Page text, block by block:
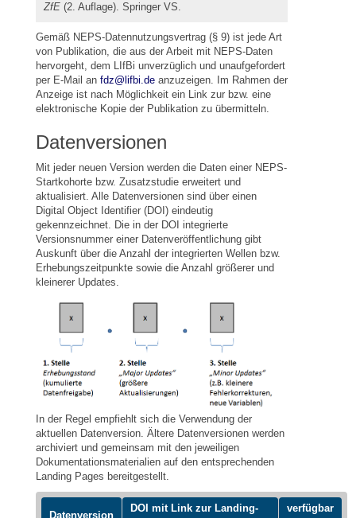
ZfE (2. Auflage). Springer VS.
Gemäß NEPS-Datennutzungsvertrag (§ 9) ist jede Art
von Publikation, die aus der Arbeit mit NEPS-Daten
hervorgeht, dem LIfBi unverzüglich und unaufgefordert
per E-Mail an fdz@lifbi.de anzuzeigen. Im Rahmen der
Anzeige ist nach Möglichkeit ein Link zur bzw. eine
elektronische Kopie der Publikation zu übermitteln.
Datenversionen
Mit jeder neuen Version werden die Daten einer NEPS-
Startkohorte bzw. Zusatzstudie erweitert und
aktualisiert. Alle Datenversionen sind über einen
Digital Object Identifier (DOI) eindeutig
gekennzeichnet. Die in der DOI integrierte
Versionsnummer einer Datenveröffentlichung gibt
Auskunft über die Anzahl der integrierten Wellen bzw.
Erhebungszeitpunkte sowie die Anzahl größerer und
kleinerer Updates.
In der Regel empfiehlt sich die Verwendung der
aktuellen Datenversion. Ältere Datenversionen werden
archiviert und gemeinsam mit den jeweiligen
Dokumentationsmaterialien auf den entsprechenden
Landing Pages bereitgestellt.
Datenversion
DOI mit Link zur Landing-
verfügbar